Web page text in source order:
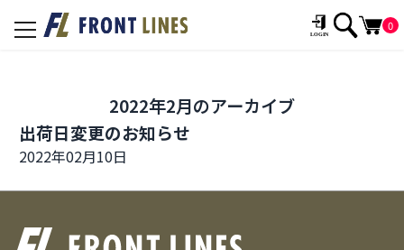
toggle
0
2022年2月のアーカイブ
出荷日変更のお知らせ
2022年02月10日